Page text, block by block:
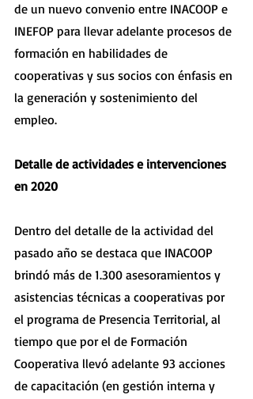
de un nuevo convenio entre INACOOP e
INEFOP para llevar adelante procesos de
formación en habilidades de
cooperativas y sus socios con énfasis en
la generación y sostenimiento del
empleo.
Detalle de actividades e intervenciones
en 2020
Dentro del detalle de la actividad del
pasado año se destaca que INACOOP
brindó más de 1.300 asesoramientos y
asistencias técnicas a cooperativas por
el programa de Presencia Territorial, al
tiempo que por el de Formación
Cooperativa llevó adelante 93 acciones
de capacitación (en gestión interna y